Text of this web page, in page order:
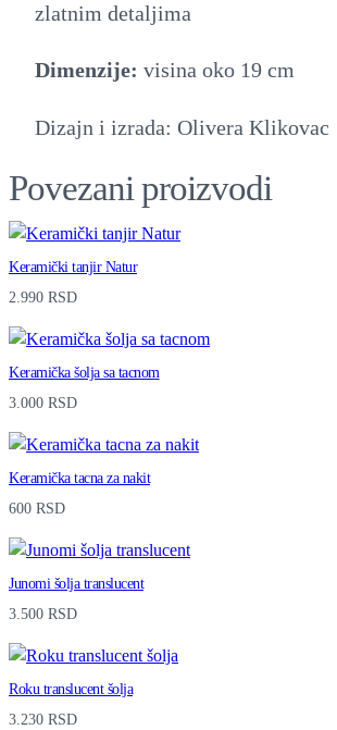
zlatnim detaljima
Dimenzije:visina oko 19 cm
Dizajn i izrada: Olivera Klikovac
Povezani proizvodi
Keramički tanjir Natur
2.990 RSD
Keramička šolja sa tacnom
3.000 RSD
Keramička tacna za nakit
600 RSD
Junomi šolja translucent
3.500 RSD
Roku translucent šolja
3.230 RSD